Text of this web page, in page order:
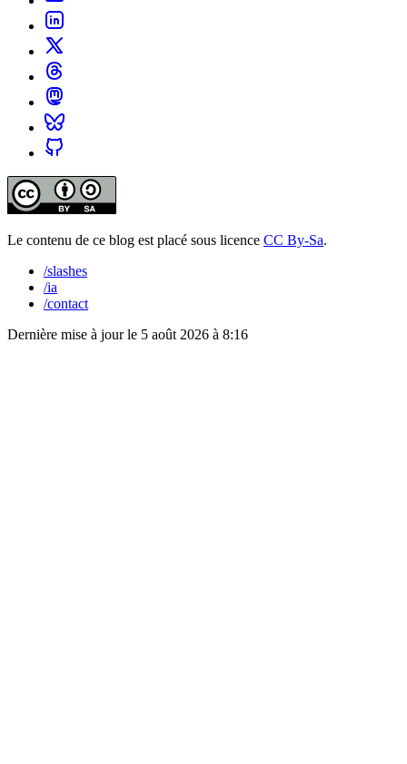
Le contenu de ce blog est placé sous licence CC By-Sa.
/slashes
/ia
/contact
Dernière mise à jour le 5 août 2026 à 8:16